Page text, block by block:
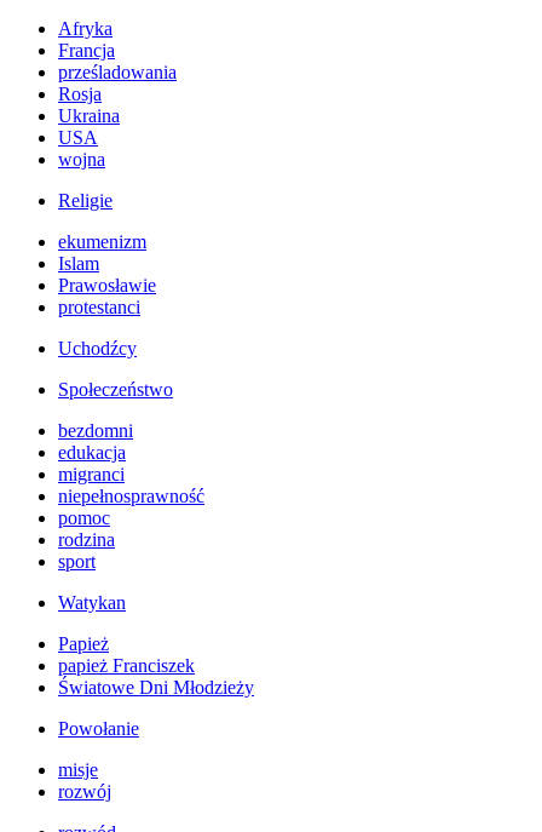
Afryka
Francja
prześladowania
Rosja
Ukraina
USA
wojna
Religie
ekumenizm
Islam
Prawosławie
protestanci
Uchodźcy
Społeczeństwo
bezdomni
edukacja
migranci
niepełnosprawność
pomoc
rodzina
sport
Watykan
Papież
papież Franciszek
Światowe Dni Młodzieży
Powołanie
misje
rozwój